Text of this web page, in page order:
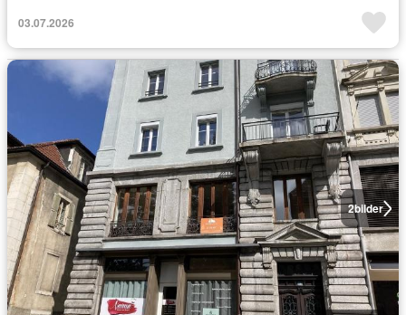
03.07.2026
2bilder